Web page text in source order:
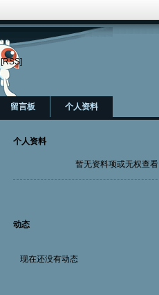
[RSS]
留言板 个人资料
个人资料
暂无资料项或无权查看
动态
现在还没有动态